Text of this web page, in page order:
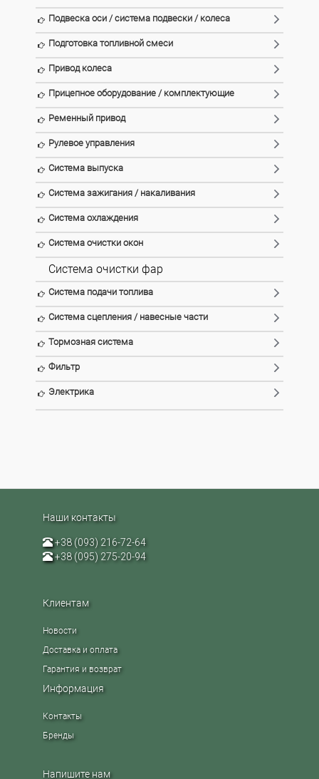
Подвеска оси / система подвески / колеса
Подготовка топливной смеси
Привод колеса
Прицепное оборудование / комплектующие
Ременный привод
Рулевое управления
Система выпуска
Система зажигания / накаливания
Система охлаждения
Система очистки окон
Система очистки фар
Система подачи топлива
Система сцепления / навесные части
Тормозная система
Фильтр
Электрика
Наши контакты
+38 (093) 216-72-64
+38 (095) 275-20-94
Клиентам
Новости
Доставка и оплата
Гарантия и возврат
Информация
Контакты
Бренды
Напишите нам